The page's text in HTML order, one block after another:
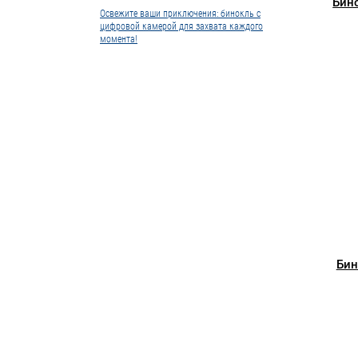
Освежите ваши приключения: бинокль с
цифровой камерой для захвата каждого
момента!